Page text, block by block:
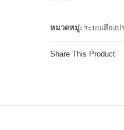
หมวดหมู่: ระบบเสียงป
Share This Product